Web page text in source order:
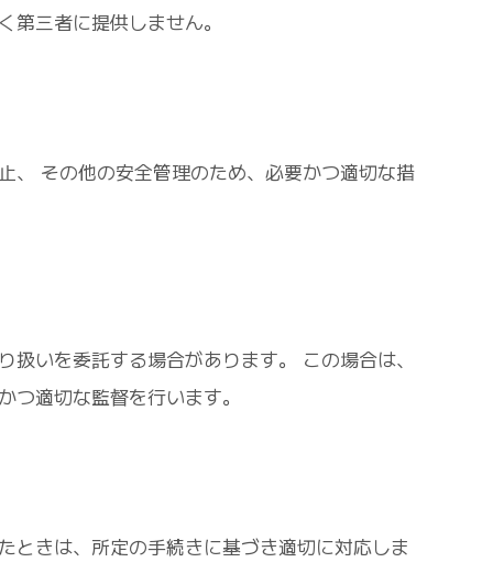
三者に提供しません。
その他の安全管理のため、必要かつ適切な措
いを委託する場合があります。 この場合は、
適切な監督を行います。
きは、所定の手続きに基づき適切に対応しま